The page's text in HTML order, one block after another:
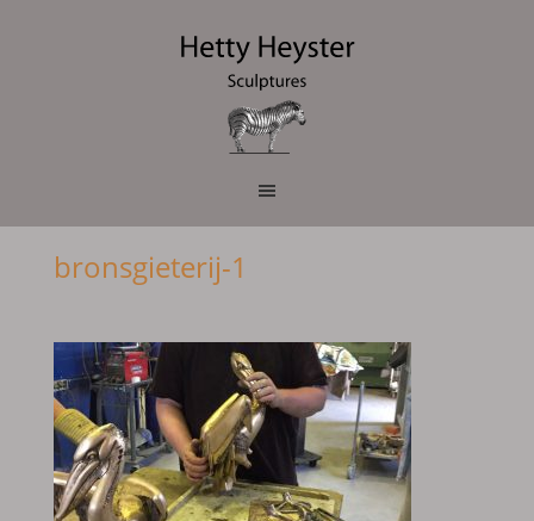
bronsgieterij-1